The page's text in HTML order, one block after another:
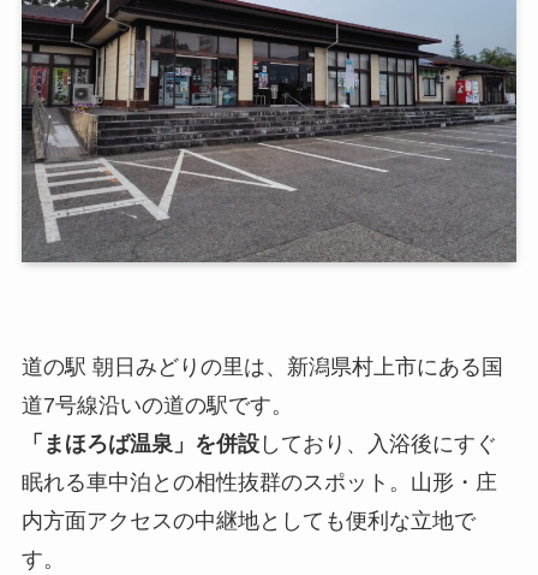
道の駅 朝日みどりの里は、新潟県村上市にある国
道7号線沿いの道の駅です。
「まほろば温泉」を併設しており、入浴後にすぐ
眠れる車中泊との相性抜群のスポット。山形・庄
内方面アクセスの中継地としても便利な立地で
す。